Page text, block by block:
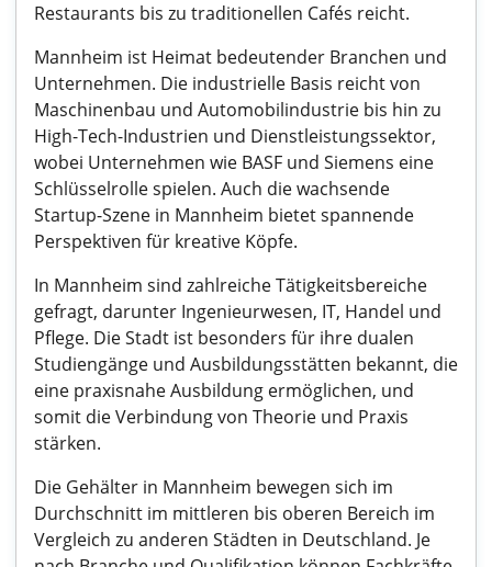
Restaurants bis zu traditionellen Cafés reicht.
Mannheim ist Heimat bedeutender Branchen und
Unternehmen. Die industrielle Basis reicht von
Maschinenbau und Automobilindustrie bis hin zu
High-Tech-Industrien und Dienstleistungssektor,
wobei Unternehmen wie BASF und Siemens eine
Schlüsselrolle spielen. Auch die wachsende
Startup-Szene in Mannheim bietet spannende
Perspektiven für kreative Köpfe.
In Mannheim sind zahlreiche Tätigkeitsbereiche
gefragt, darunter Ingenieurwesen, IT, Handel und
Pflege. Die Stadt ist besonders für ihre dualen
Studiengänge und Ausbildungsstätten bekannt, die
eine praxisnahe Ausbildung ermöglichen, und
somit die Verbindung von Theorie und Praxis
stärken.
Die Gehälter in Mannheim bewegen sich im
Durchschnitt im mittleren bis oberen Bereich im
Vergleich zu anderen Städten in Deutschland. Je